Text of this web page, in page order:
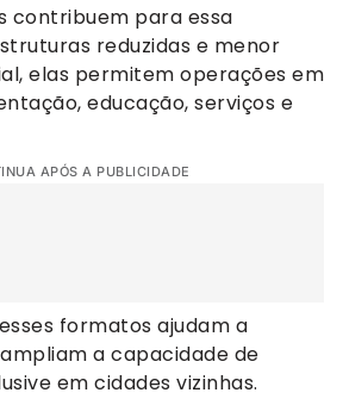
contribuem para essa
reduzidas e menor
elas permitem operações em
educação, serviços e
APÓS A PUBLICIDADE
formatos ajudam a
a capacidade de
em cidades vizinhas.